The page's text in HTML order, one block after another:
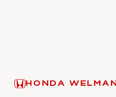
HONDA WELMAN